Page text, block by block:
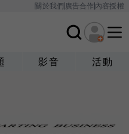
關於我們廣告合作內容授權
影音 活動